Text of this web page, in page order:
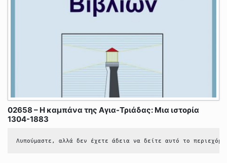
02658 – Η καμπάνα της Αγια-Τριάδας: Μια ιστορία
1304-1883
Λυπούμαστε, αλλά δεν έχετε άδεια να δείτε αυτό το